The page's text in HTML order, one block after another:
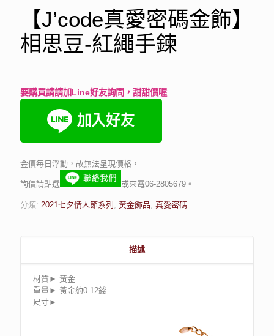
【J’code真愛密碼金飾】
相思豆-紅繩手鍊
要購買請請加Line好友詢問，甜甜價喔
金價每日浮動，故無法呈現價格，
詢價請點選 或來電06-2805679。
分類: 2021七夕情人節系列 黃金飾品 真愛密碼
描述
材質► 黃金
重量► 黃金約0.12錢
尺寸►